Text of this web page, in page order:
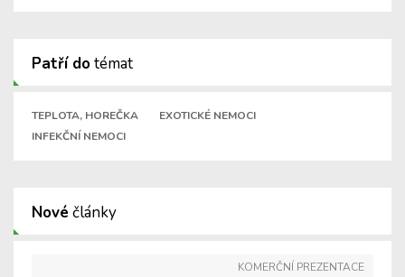
Patří dotémat
TEPLOTA, HOREČKA
EXOTICKÉ NEMOCI
INFEKČNÍ NEMOCI
Nové články
KOMERČNÍ PREZENTACE